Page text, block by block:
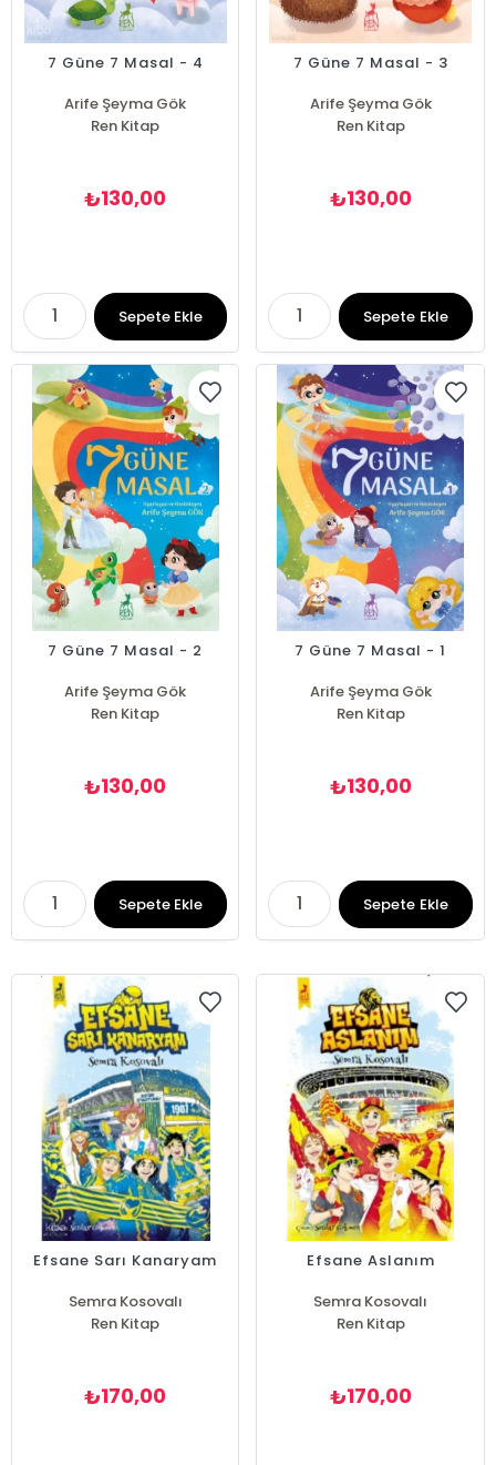
7 Güne 7 Masal - 4
Arife Şeyma Gök
Ren Kitap
₺130,00
Sepete Ekle
7 Güne 7 Masal - 3
Arife Şeyma Gök
Ren Kitap
₺130,00
Sepete Ekle
7 Güne 7 Masal - 2
Arife Şeyma Gök
Ren Kitap
₺130,00
Sepete Ekle
7 Güne 7 Masal - 1
Arife Şeyma Gök
Ren Kitap
₺130,00
Sepete Ekle
Efsane Sarı Kanaryam
Semra Kosovalı
Ren Kitap
₺170,00
Efsane Aslanım
Semra Kosovalı
Ren Kitap
₺170,00